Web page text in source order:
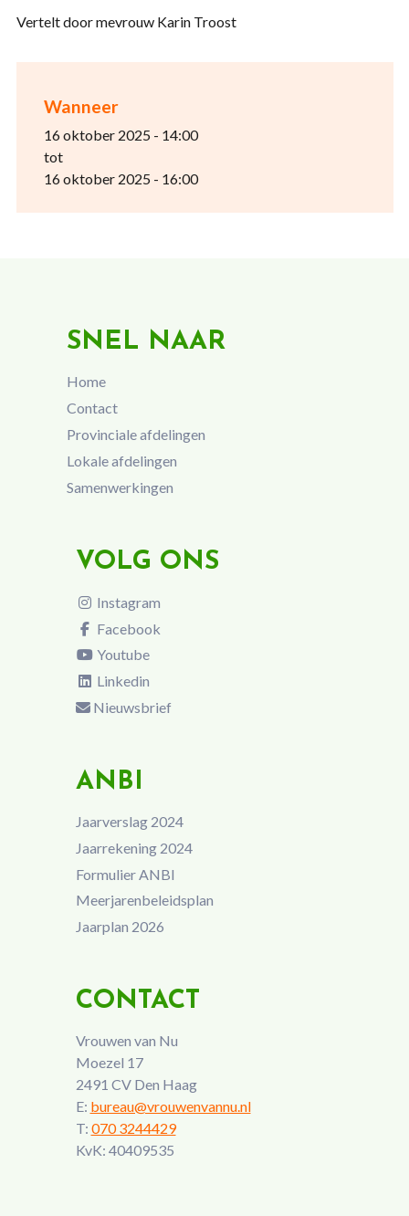
Wanneer
16 oktober 2025 - 14:00
tot
16 oktober 2025 - 16:00
Vertelt door mevrouw Karin Troost
SNEL NAAR
Home
Contact
Provinciale afdelingen
Lokale afdelingen
Samenwerkingen
VOLG ONS
Instagram
Facebook
Youtube
Linkedin
Nieuwsbrief
ANBI
Jaarverslag 2024
Jaarrekening 2024
Formulier ANBI
Meerjarenbeleidsplan
Jaarplan 2026
CONTACT
Vrouwen van Nu
Moezel 17
2491 CV Den Haag
E: bureau@vrouwenvannu.nl
T: 070 3244429
KvK: 40409535